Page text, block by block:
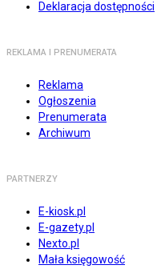
Deklaracja dostępności
REKLAMA I PRENUMERATA
Reklama
Ogłoszenia
Prenumerata
Archiwum
PARTNERZY
E-kiosk.pl
E-gazety.pl
Nexto.pl
Mała księgowość